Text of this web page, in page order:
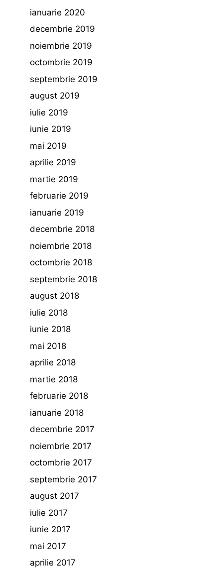
ianuarie 2020
decembrie 2019
noiembrie 2019
octombrie 2019
septembrie 2019
august 2019
iulie 2019
iunie 2019
mai 2019
aprilie 2019
martie 2019
februarie 2019
ianuarie 2019
decembrie 2018
noiembrie 2018
octombrie 2018
septembrie 2018
august 2018
iulie 2018
iunie 2018
mai 2018
aprilie 2018
martie 2018
februarie 2018
ianuarie 2018
decembrie 2017
noiembrie 2017
octombrie 2017
septembrie 2017
august 2017
iulie 2017
iunie 2017
mai 2017
aprilie 2017